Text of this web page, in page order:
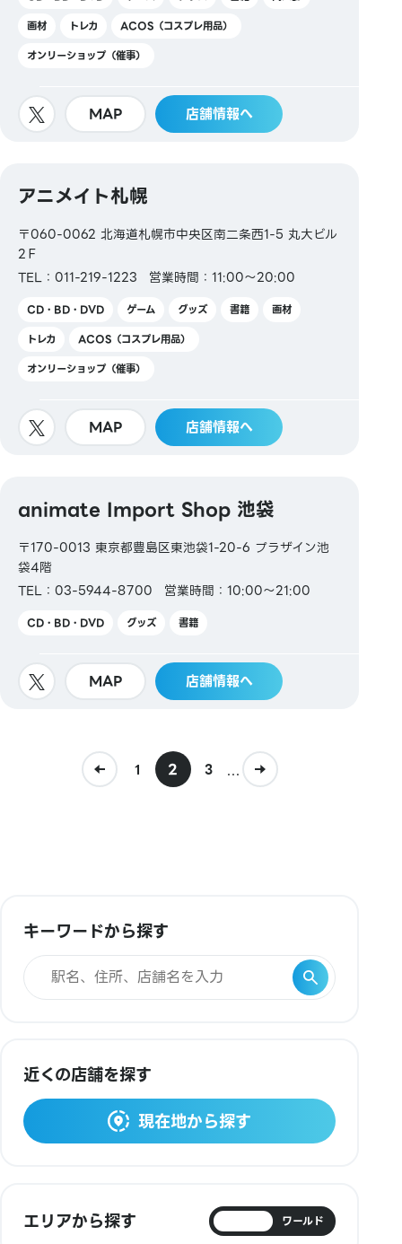
画材
トレカ
ACOS（コスプレ用品）
オンリーショップ（催事）
MAP 店舗情報へ
アニメイト札幌
〒060-0062 北海道札幌市中央区南二条西1-5 丸大ビル
2Ｆ
TEL：011-219-1223
営業時間：11:00～20:00
CD・BD・DVD ゲーム グッズ 書籍
画材
トレカ
ACOS（コスプレ用品）
オンリーショップ（催事）
MAP 店舗情報へ
animate Import Shop 池袋
〒170-0013 東京都豊島区東池袋1-20-6 プラザイン池
袋4階
TEL：03-5944-8700
営業時間：10:00～21:00
CD・BD・DVD グッズ 書籍
MAP 店舗情報へ
1 2 3 ...
キーワードから探す
近くの店舗を探す
現在地から探す
エリアから探す ワールド